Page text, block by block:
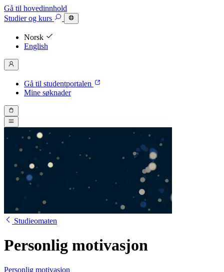
Gå til hovedinnhold
Studierog kurs
Norsk
English
Gå til studentportalen
Mine søknader
Studieomaten
Personlig motivasjon
Personlig motivasjon